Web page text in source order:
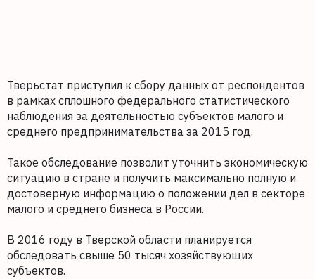
Тверьстат приступил к сбору данных от респондентов
в рамках сплошного федерального статистического
наблюдения за деятельностью субъектов малого и
среднего предпринимательства за 2015 год.
Такое обследование позволит уточнить экономическую
ситуацию в стране и получить максимально полную и
достоверную информацию о положении дел в секторе
малого и среднего бизнеса в России.
В 2016 году в Тверской области планируется
обследовать свыше 50 тысяч хозяйствующих
субъектов.